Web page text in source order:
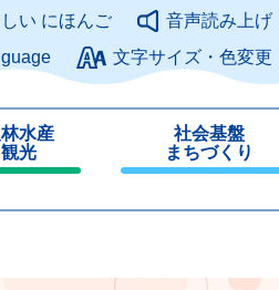
このページの本文へ
い にほんご
音声読み上げ
文字サイズ・色変更
水産
光
社会基盤
まちづくり
じ